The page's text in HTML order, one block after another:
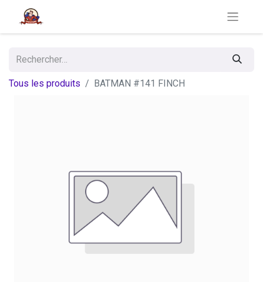
Tous les produits BATMAN #141 FINCH